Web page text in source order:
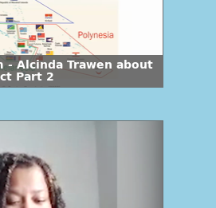
- Alcinda Trawen about
Part 2